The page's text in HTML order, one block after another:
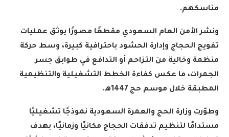
مناسكهم.
ونشر الأمن العام السعودي مقطعًا مصورًا يوثق عمليات
تفويج الحجاج وإدارة الحشود باحترافية كبيرة، وسط حركة
منظمة وخالية من التزاحم أو التدافع في طوابق جسر
الجمرات، ما عكس كفاءة الخطط التشغيلية والتنظيمية
المطبقة خلال موسم حج 1447هـ
.
وطوّرت وزارة الحج والعمرة السعودية نموذجًا تشغيليًا
مستدامًا لتنظيم تدفقات الحجاج مكانيًا وزمانيًا، بهدف